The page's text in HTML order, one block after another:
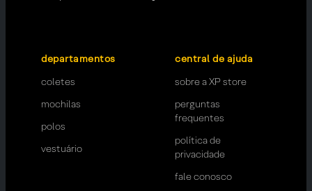
departamentos
coletes
mochilas
polos
vestuário
central de ajuda
sobre a XP store
perguntas
frequentes
política de
privacidade
fale conosco